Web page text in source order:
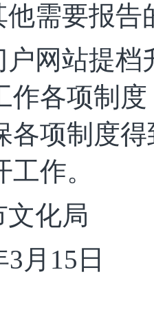
他需要报告
户网站提
作各项制
各项制度
作。
文化局
3 月 15 日